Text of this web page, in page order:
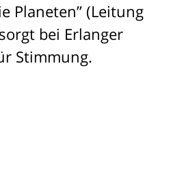
Planeten” (Leitung
bei Erlanger
Stimmung.